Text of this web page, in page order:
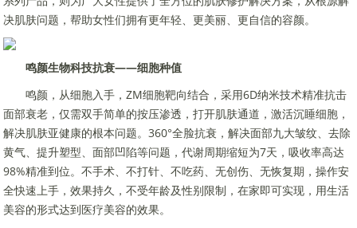
决肌肤问题，帮助女性们拥有更年轻、更美丽、更自信的容颜。
鸣颜生物科技抗衰——细胞种值
鸣颜，从细胞入手，ZM细胞靶向结合，采用6D纳米技术精准抗击
面部衰老，仅需双手简单的按压渗透，打开肌肤通道，激活沉睡细胞，
解决肌肤亚健康的根本问题。360°全脸抗衰，解决面部九大皱纹、去除
黄气、提升塑型、面部凹陷等问题，代谢周期缩短为7天，吸收率高达
98%精准到位。不手术、不打针、不吃药、无创伤、无恢复期，操作安
全快速上手，效果持久，不受年龄及性别限制，在家即可实现，用生活
美容的形式达到医疗美容的效果。